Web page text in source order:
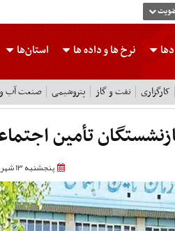
نرخ هاو داده ها استان‌ها
کارگزاری نفت و گاز پتروشیمی صنعت آب
تأمین
پنجشنبه 13 شهریور 1404